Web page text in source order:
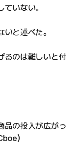
いない。
と述べた。
るのは難しいと付
品の投入が広がっ
）